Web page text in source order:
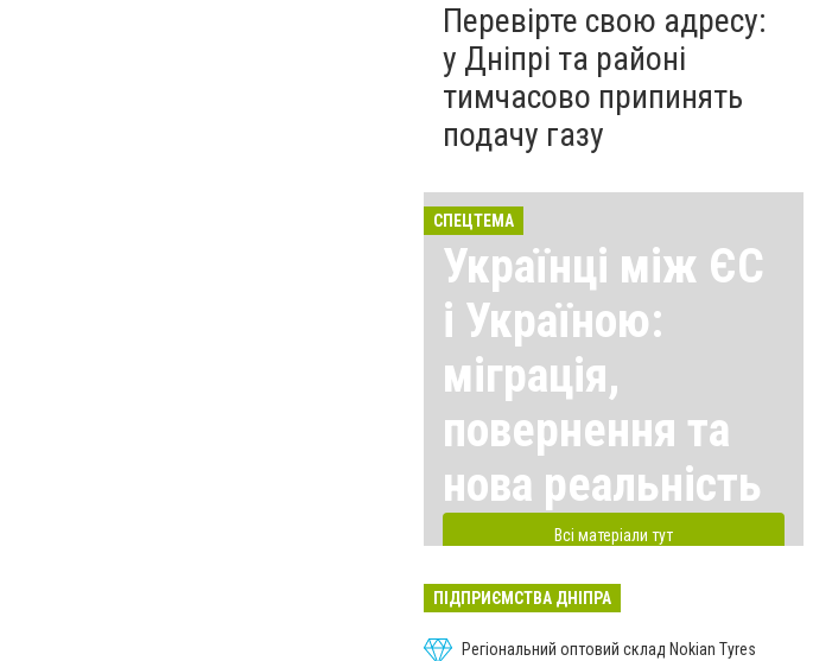
Перевірте свою адресу:
у Дніпрі та районі
тимчасово припинять
подачу газу
СПЕЦТЕМА
Українці між ЄС
і Україною:
міграція,
повернення та
нова реальність
Всі матеріали тут
ПІДПРИЄМСТВА ДНІПРА
Регіональний оптовий склад Nokian Tyres